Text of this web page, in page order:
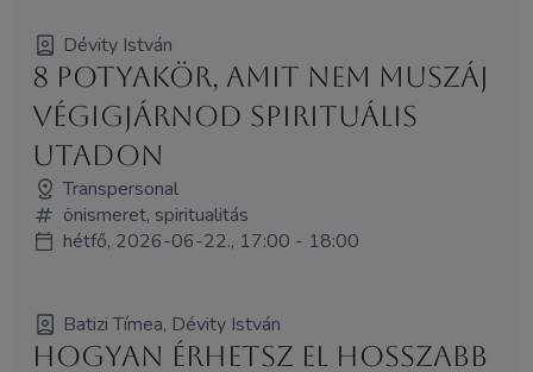
Dévity István
8 potyakör, amit nem muszáj
végigjárnod spirituális
utadon
Transpersonal
önismeret, spiritualitás
hétfő, 2026-06-22., 17:00 - 18:00
Batizi Tímea, Dévity István
Hogyan érhetsz el hosszabb